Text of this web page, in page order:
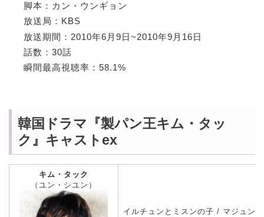
脚本：カン・ウンギョン
放送局：KBS
放送期間：2010年6月9日~2010年9月16日
話数：30話
瞬間最高視聴率：58.1%
韓国ドラマ『製パン王キム・タッ
ク』キャストex
キム・タック
（ユン・シユン）
イルチュンとミスンの子 / マジュン